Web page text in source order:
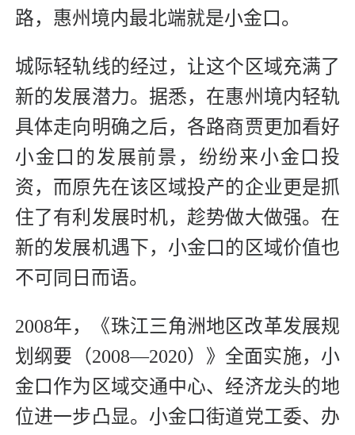
路，惠州境内最北端就是小金口。
城际轻轨线的经过，让这个区域充满了
新的发展潜力。据悉，在惠州境内轻轨
具体走向明确之后，各路商贾更加看好
小金口的发展前景，纷纷来小金口投
资，而原先在该区域投产的企业更是抓
住了有利发展时机，趁势做大做强。在
新的发展机遇下，小金口的区域价值也
不可同日而语。
2008年，《珠江三角洲地区改革发展规
划纲要（2008—2020）》全面实施，小
金口作为区域交通中心、经济龙头的地
位进一步凸显。小金口街道党工委、办